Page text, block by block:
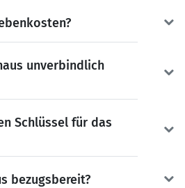
unverbindlich
Schlüssel für das
bezugsbereit?